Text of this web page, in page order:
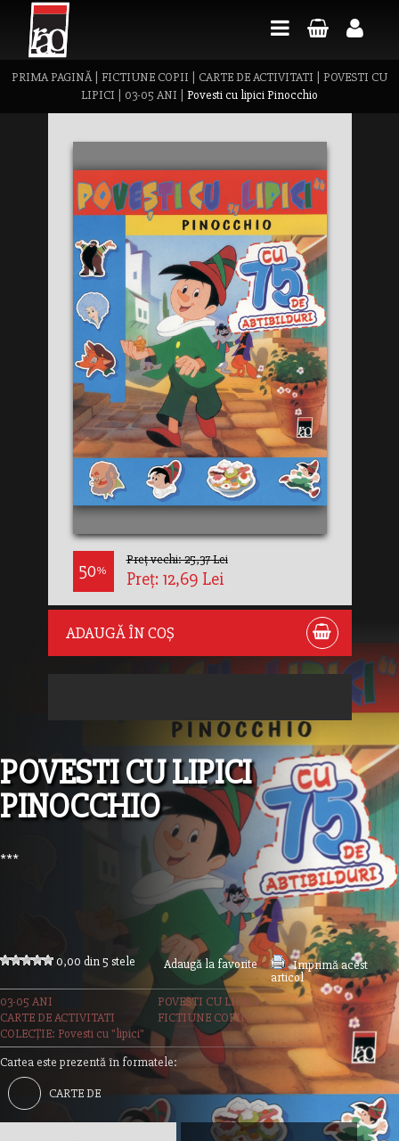
PRIMA PAGINĂ| FICTIUNE COPII CARTE DE ACTIVITATI
POVESTI CU
LIPICI
03-05 ANI Povesti cu lipici Pinocchio
50%
Preț vechi: 25,37 Lei
Preț: 12,69 Lei
ADAUGĂ ÎN COȘ
POVESTI CU LIPICI
PINOCCHIO
***
0,00 din 5 stele Adaugă la favorite
Imprimă acest
articol
03-05 ANI
POVESTI CU LIPICI
CARTE DE ACTIVITATI
FICTIUNE COPII
COLECȚIE: Povesti cu "lipici"
Cartea este prezentă în formatele:
CARTE DE